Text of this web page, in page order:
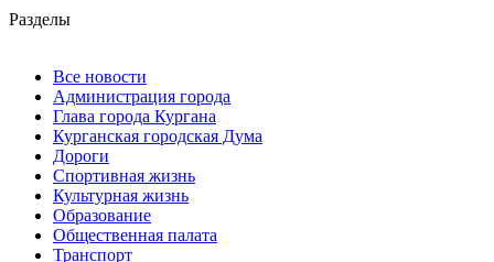
Разделы
Все новости
Администрация города
Глава города Кургана
Курганская городская Дума
Дороги
Спортивная жизнь
Культурная жизнь
Образование
Общественная палата
Транспорт